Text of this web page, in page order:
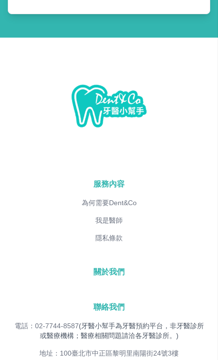
服務內容
為何需要Dent&Co
我是醫師
隱私條款
關於我們
聯絡我們
電話：02-7744-8587(牙醫小幫手為牙醫預約平台，非牙醫診所
或醫療機構；醫療相關問題請洽各牙醫診所。)
地址：100臺北市中正區黎明里南陽街24號3樓